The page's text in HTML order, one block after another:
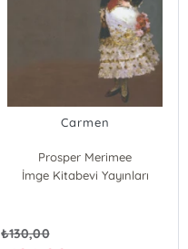
Carmen
Prosper Merimee
İmge Kitabevi Yayınları
₺130,00